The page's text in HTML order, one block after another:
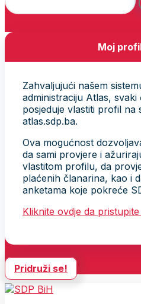
Moj
Zahvaljujući našem
administraciju Atlas, svaki
posjeduje vlastiti profil na
atlas.sdp.ba.
Ova mogućnost
da sami provjere i
vlastitom profilu, da
plaćenih članarina, kao i
anketama koje pokreće
Kliknite ovdje da
Pridruži se!